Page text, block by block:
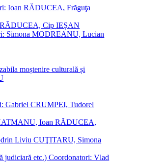
Ioan RĂDUCEA, Frăguţa
RĂDUCEA, Cip IEȘAN
Simona MODREANU, Lucian
moștenire culturală și
Gabriel CRUMPEI, Tudorel
Ioan RĂDUCEA,
Liviu CUŢITARU, Simona
judiciară etc.) Coordonatori: Vlad